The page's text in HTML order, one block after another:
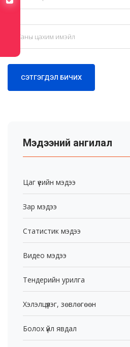
СЭТГЭГДЭЛ БИЧИХ
Мэдээний ангилал
Цаг үеийн мэдээ
Зар мэдээ
Статистик мэдээ
Видео мэдээ
Тендерийн урилга
Хэлэлцүүлэг, зөвлөгөөн
Болох үйл явдал